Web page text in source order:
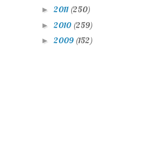
► 2011 (250)
► 2010 (259)
► 2009 (152)